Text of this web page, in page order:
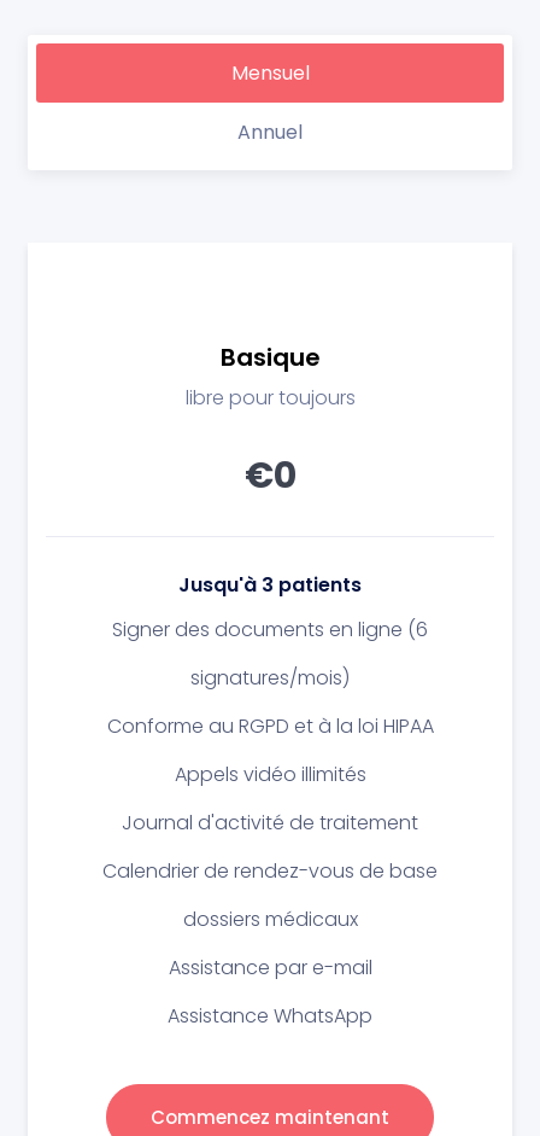
Mensuel
Annuel
Basique
libre pour toujours
€0
Jusqu'à 3 patients
Signer des documents en ligne (6
signatures/mois)
Conforme au RGPD et à la loi HIPAA
Appels vidéo illimités
Journal d'activité de traitement
Calendrier de rendez-vous de base
dossiers médicaux
Assistance par e-mail
Assistance WhatsApp
Commencez maintenant